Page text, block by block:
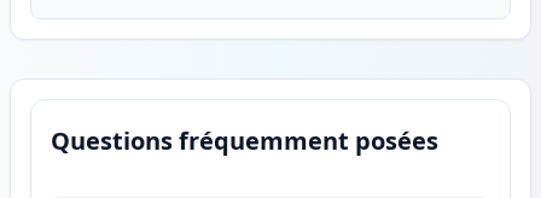
Questions fréquemment posées